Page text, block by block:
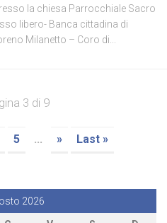
la chiesa Parrocchiale Sacro
libero- Banca cittadina di
Milanetto – Coro di...
3 di 9
5 ... » Last »
2026